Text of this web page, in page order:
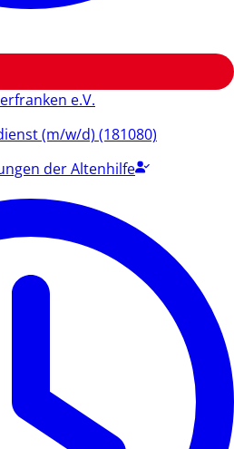
e.V.
(m/w/d) (181080)
der Altenhilfe